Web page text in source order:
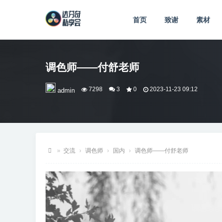
首页 致谢 素材
调色师——付舒老师
admin 7298 3 0 2023-11-23 09:12
芬
» 交流 › 调色师 › 国内 › 调色师——付舒老师